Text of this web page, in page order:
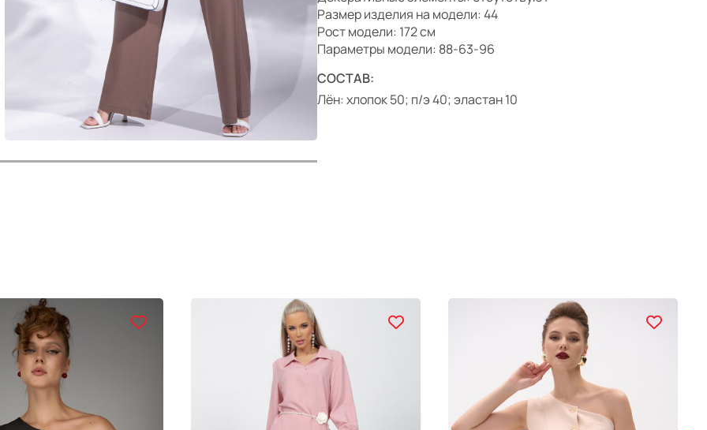
Размер изделия на модели: 44
Рост модели: 172 см
Параметры модели: 88-63-96
СОСТАВ:
Лён: хлопок 50; п/э 40; эластан 10